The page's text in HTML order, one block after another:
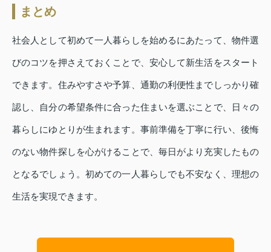
まとめ
社会人として初めて一人暮らしを始めるにあたって、物件選
びのコツを押さえておくことで、安心して新生活をスタート
できます。住みやすさや予算、通勤の利便性までしっかり確
認し、自分の希望条件に合った住まいを選ぶことで、日々の
暮らしにゆとりが生まれます。事前準備を丁寧に行い、後悔
のない物件探しを心がけることで、毎日がより充実したもの
となるでしょう。初めての一人暮らしでも不安なく、理想の
生活を実現できます。